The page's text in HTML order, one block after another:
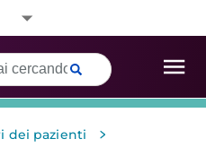
dei pazienti >